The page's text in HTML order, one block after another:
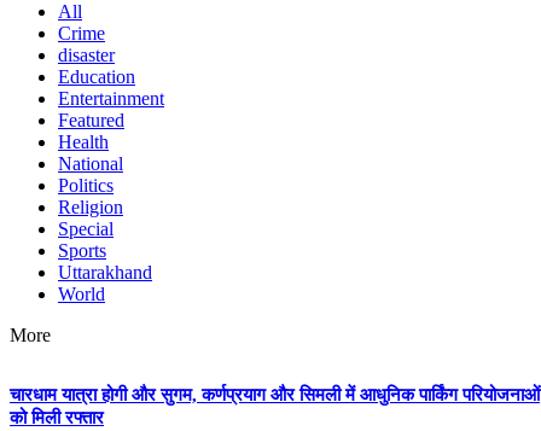
All
Crime
disaster
Education
Entertainment
Featured
Health
National
Politics
Religion
Special
Sports
Uttarakhand
World
More
चारधाम यात्रा होगी और सुगम, कर्णप्रयाग और सिमली में आधुनिक पार्किंग परियोजनाओं
को मिली रफ्तार